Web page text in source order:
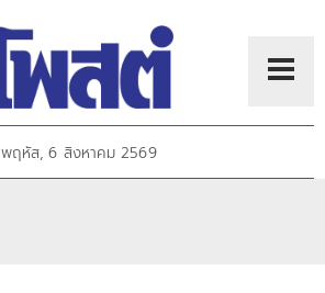
พฤหัส, 6 สิงหาคม 2569